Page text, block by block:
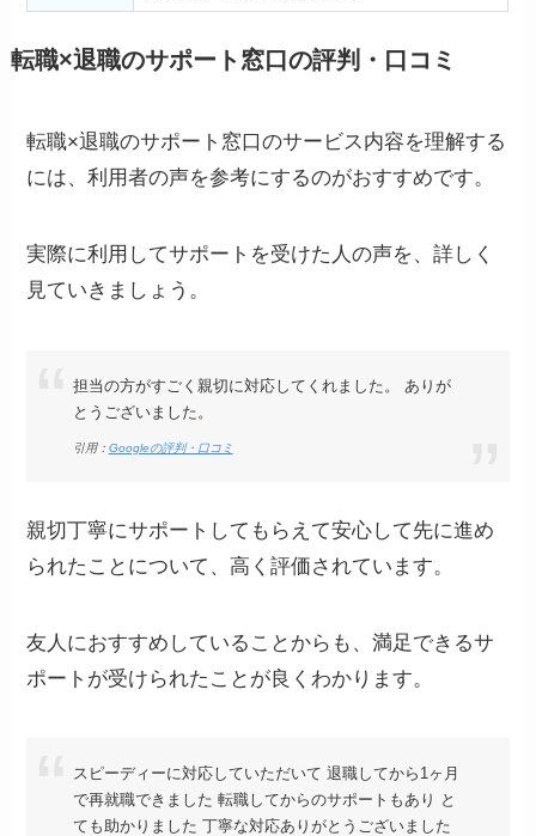
転職×退職のサポート窓口の評判・口コミ
転職×退職のサポート窓口のサービス内容を理解する
には、利用者の声を参考にするのがおすすめです。
実際に利用してサポートを受けた人の声を、詳しく
見ていきましょう。
担当の方がすごく親切に対応してくれました。 ありが
とうございました。
引用： Googleの評判・口コミ
親切丁寧にサポートしてもらえて安心して先に進め
られたことについて、高く評価されています。
友人におすすめしていることからも、満足できるサ
ポートが受けられたことが良くわかります。
スピーディーに対応していただいて 退職してから1ヶ月
で再就職できました 転職してからのサポートもあり と
ても助かりました 丁寧な対応ありがとうございました